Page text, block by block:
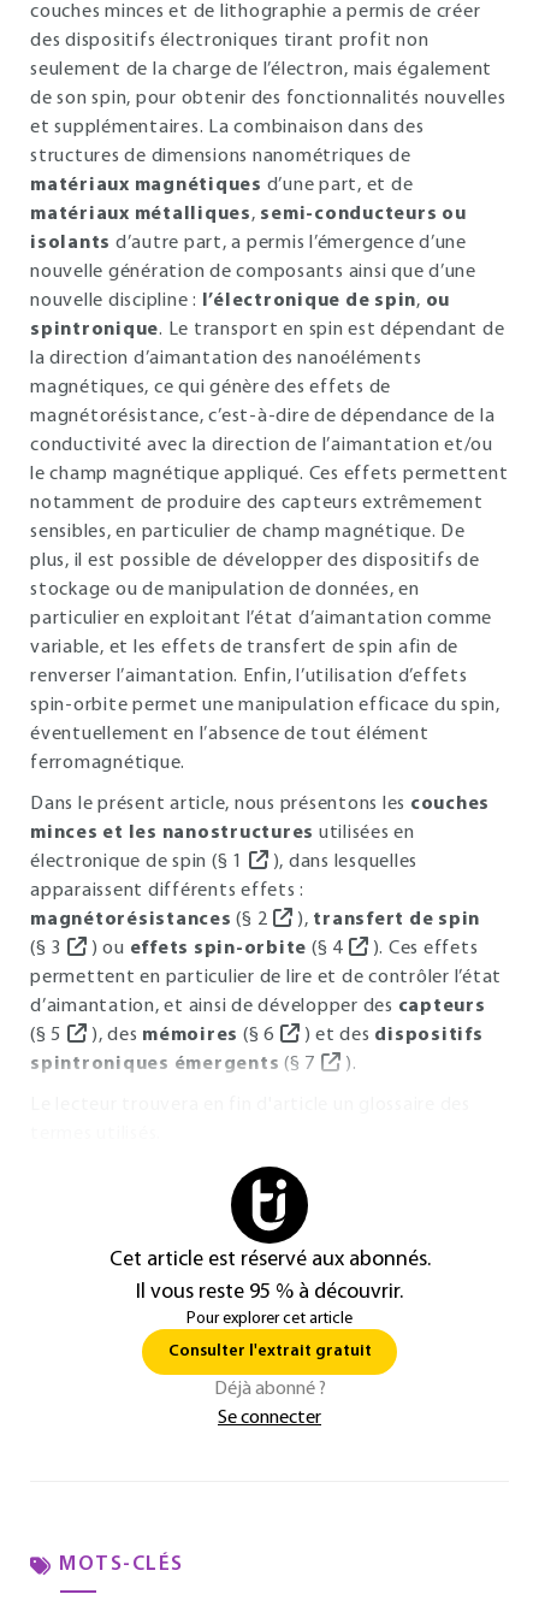
couches minces et de lithographie a permis de créer
des dispositifs électroniques tirant profit non
seulement de la charge de l’électron, mais également
de son spin, pour obtenir des fonctionnalités nouvelles
et supplémentaires. La combinaison dans des
structures de dimensions nanométriques de
matériaux magnétiques d’une part, et de
matériaux métalliques, semi-conducteurs ou
isolants d’autre part, a permis l’émergence d’une
nouvelle génération de composants ainsi que d’une
nouvelle discipline :
l’électronique de spin, ou
spintronique. Le transport en spin est dépendant de
la direction d’aimantation des nanoéléments
magnétiques, ce qui génère des effets de
magnétorésistance, c’est-à-dire de dépendance de la
conductivité avec la direction de l’aimantation et/ou
le champ magnétique appliqué. Ces effets permettent
notamment de produire des capteurs extrêmement
sensibles, en particulier de champ magnétique. De
plus, il est possible de développer des dispositifs de
stockage ou de manipulation de données, en
particulier en exploitant l’état d’aimantation comme
variable, et les effets de transfert de spin afin de
renverser l’aimantation. Enfin, l’utilisation d’effets
spin-orbite permet une manipulation efficace du spin,
éventuellement en l’absence de tout élément
ferromagnétique.
Dans le présent article, nous présentons les couches
minces et les nanostructures utilisées en
électronique de spin (§ 1
), dans lesquelles
apparaissent différents effets :
magnétorésistances (§ 2 ), transfert de spin
(§ 3 ) ou effets spin-orbite (§ 4
). Ces effets
permettent en particulier de lire et de contrôler l’état
d’aimantation, et ainsi de développer des capteurs
(§5 ), des mémoires (§ 6 ) et des dispositifs
spintroniques émergents (§ 7 ).
Cet article est réservé aux abonnés.
Il vous reste 95 % à découvrir.
Pour explorer cet article
Consulter l'extrait gratuit
Déjà abonné ?
Se connecter
MOTS-CLÉS